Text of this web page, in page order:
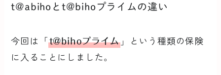
t@abihoとt@bihoプライムの違い
今回は「 t@bihoプライム」という種類の保険
に入ることにしました。